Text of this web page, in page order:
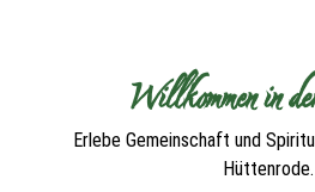
Willkommen in
Erlebe Gemeinschaft und
Hüttenrode.